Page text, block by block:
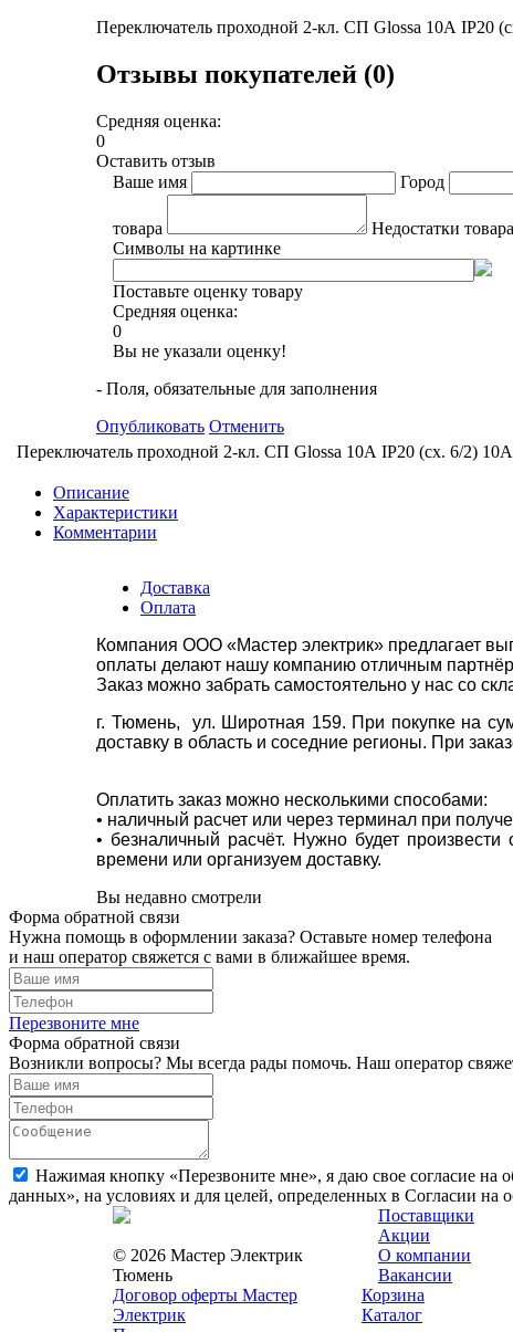
Переключатель проходной 2-кл. СП Glossa 10А IP20
Отзывы покупателей (0)
Средняя оценка:
0
Оставить отзыв
Ваше имя
Город
товара
Недостатки товара
Символы на картинке
Поставьте оценку товару
Средняя оценка:
0
Вы не указали оценку!
- Поля, обязательные для заполнения
Опубликовать Отменить
Переключатель проходной 2-кл. СП Glossa 10А IP20 (сх. 6/2)
Описание
Характеристики
Комментарии
Доставка
Оплата
Компания ООО «Мастер электрик» предлагает
оплаты делают нашу компанию отличным
Заказ можно забрать самостоятельно у нас со
г. Тюмень, ул. Широтная 159. При покупке на
доставку в область и соседние регионы. При
Оплатить заказ можно несколькими способами:
• наличный расчет или через терминал при
• безналичный расчёт. Нужно будет
времени или организуем доставку.
Вы недавно смотрели
Форма обратной связи
Нужна помощь в оформлении заказа? Оставьте номер телефона
и наш оператор свяжется с вами в ближайшее время.
Перезвоните мне
Форма обратной связи
Возникли вопросы? Мы всегда рады помочь. Наш оператор
Нажимая кнопку «Перезвоните мне», я даю свое согласие
данных», на условиях и для целей, определенных в Согласии на
© 2026 Мастер Электрик
Тюмень
Договор оферты Мастер
Электрик
Поставщики
Акции
О компании
Вакансии
Корзина
Каталог